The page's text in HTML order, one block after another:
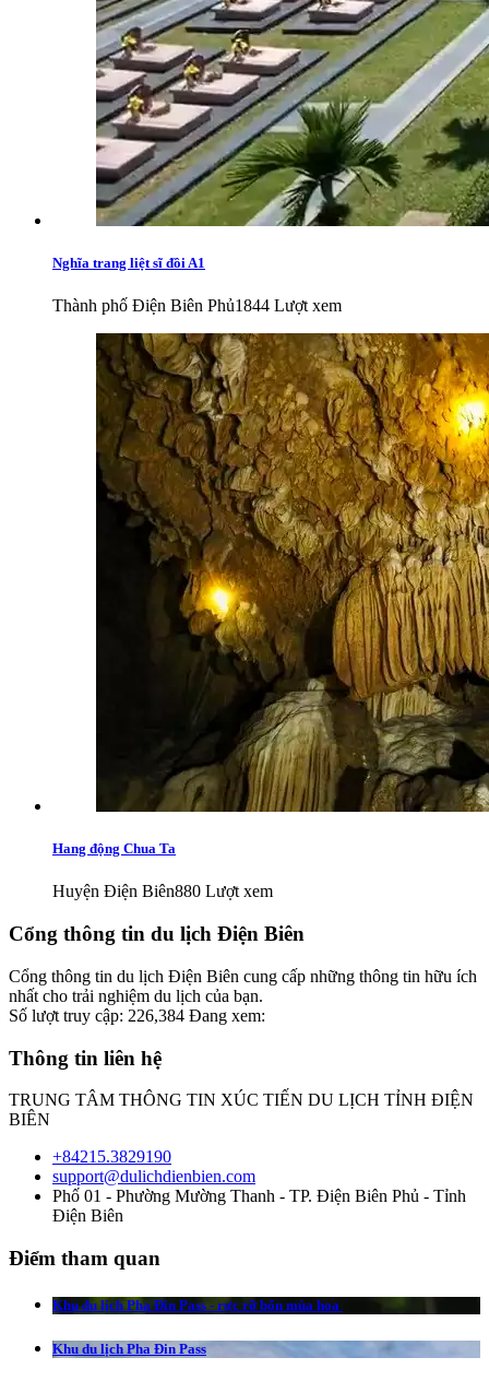
Nghĩa trang liệt sĩ đồi A1
Thành phố Điện Biên Phủ1844 Lượt xem
Hang động Chua Ta
Huyện Điện Biên880 Lượt xem
Cổng thông tin du lịch Điện Biên
Cổng thông tin du lịch Điện Biên cung cấp những thông tin hữu ích
nhất cho trải nghiệm du lịch của bạn.
Số lượt truy cập: 226,384 Đang xem:
Thông tin liên hệ
TRUNG TÂM THÔNG TIN XÚC TIẾN DU LỊCH TỈNH ĐIỆN
BIÊN
+84215.3829190
support@dulichdienbien.com
Phố 01 - Phường Mường Thanh - TP. Điện Biên Phủ - Tỉnh
Điện Biên
Điểm tham quan
Khu du lịch Pha Đin Pass - rực rỡ bốn mùa hoa
Khu du lịch Pha Đin Pass